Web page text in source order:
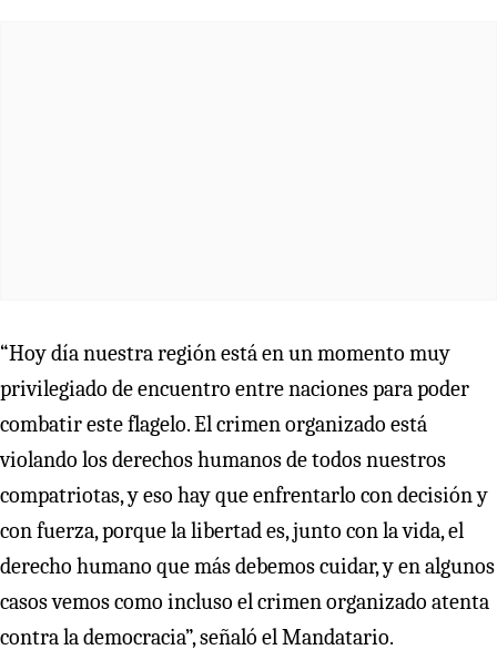
“Hoy día nuestra región está en un momento muy
privilegiado de encuentro entre naciones para poder
combatir este flagelo. El crimen organizado está
violando los derechos humanos de todos nuestros
compatriotas, y eso hay que enfrentarlo con decisión y
con fuerza, porque la libertad es, junto con la vida, el
derecho humano que más debemos cuidar, y en algunos
casos vemos como incluso el crimen organizado atenta
contra la democracia”, señaló el Mandatario.